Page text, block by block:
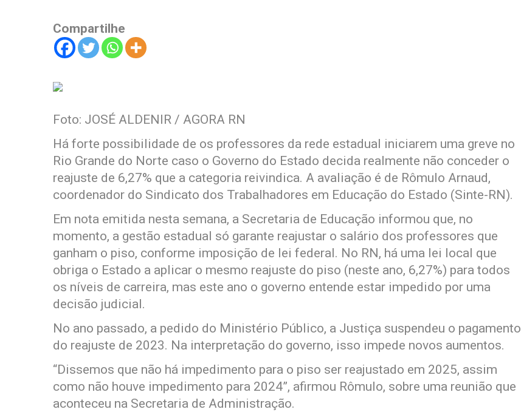
Compartilhe
Foto: JOSÉ ALDENIR / AGORA RN
Há forte possibilidade de os professores da rede estadual iniciarem uma greve no
Rio Grande do Norte caso o Governo do Estado decida realmente não conceder o
reajuste de 6,27% que a categoria reivindica. A avaliação é de Rômulo Arnaud,
coordenador do Sindicato dos Trabalhadores em Educação do Estado (Sinte-RN).
Em nota emitida nesta semana, a Secretaria de Educação informou que, no
momento, a gestão estadual só garante reajustar o salário dos professores que
ganham o piso, conforme imposição de lei federal. No RN, há uma lei local que
obriga o Estado a aplicar o mesmo reajuste do piso (neste ano, 6,27%) para todos
os níveis de carreira, mas este ano o governo entende estar impedido por uma
decisão judicial.
No ano passado, a pedido do Ministério Público, a Justiça suspendeu o pagamento
do reajuste de 2023. Na interpretação do governo, isso impede novos aumentos.
“Dissemos que não há impedimento para o piso ser reajustado em 2025, assim
como não houve impedimento para 2024”, afirmou Rômulo, sobre uma reunião que
aconteceu na Secretaria de Administração.